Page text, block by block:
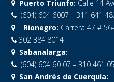
Puerto Triunfo: Calle 14
(604) 604 6007 – 311 641
Rionegro: Carrera 47 #
302 384 8014
Sabanalarga:
(604) 604 60 07 – 310 461
San Andrés de Cuerquía: